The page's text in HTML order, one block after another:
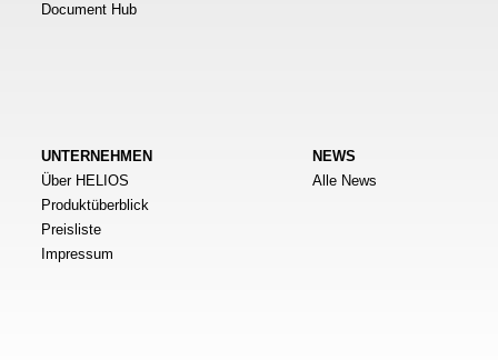
Document Hub
UNTERNEHMEN
Über HELIOS
Produktüberblick
Preisliste
Impressum
NEWS
Alle News